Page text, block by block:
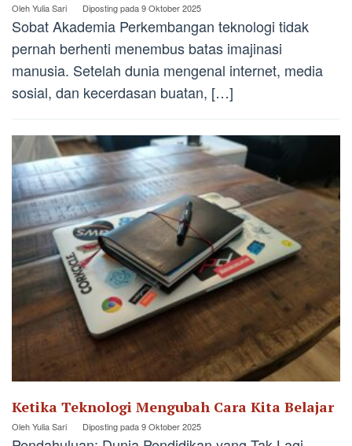
OlehYulia Sari Diposting pada9 Oktober 2025
Sobat Akademia Perkembangan teknologi tidak
pernah berhenti menembus batas imajinasi
manusia. Setelah dunia mengenal internet, media
sosial, dan kecerdasan buatan, […]
Ketika Teknologi Mengubah Cara Kita Belajar
OlehYulia Sari Diposting pada9 Oktober 2025